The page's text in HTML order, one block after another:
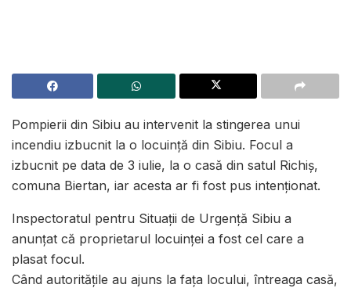
Pompierii din Sibiu au intervenit la stingerea unui
incendiu izbucnit la o locuință din Sibiu. Focul a
izbucnit pe data de 3 iulie, la o casă din satul Richiș,
comuna Biertan, iar acesta ar fi fost pus intenționat.
Inspectoratul pentru Situații de Urgență Sibiu a
anunțat că proprietarul locuinței a fost cel care a
plasat focul.
Când autoritățile au ajuns la fața locului, întreaga casă,